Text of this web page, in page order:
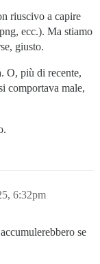
riuscivo a capire
ecc.). Ma stiamo
giusto.
O, più di recente,
comportava male,
6:32pm
se